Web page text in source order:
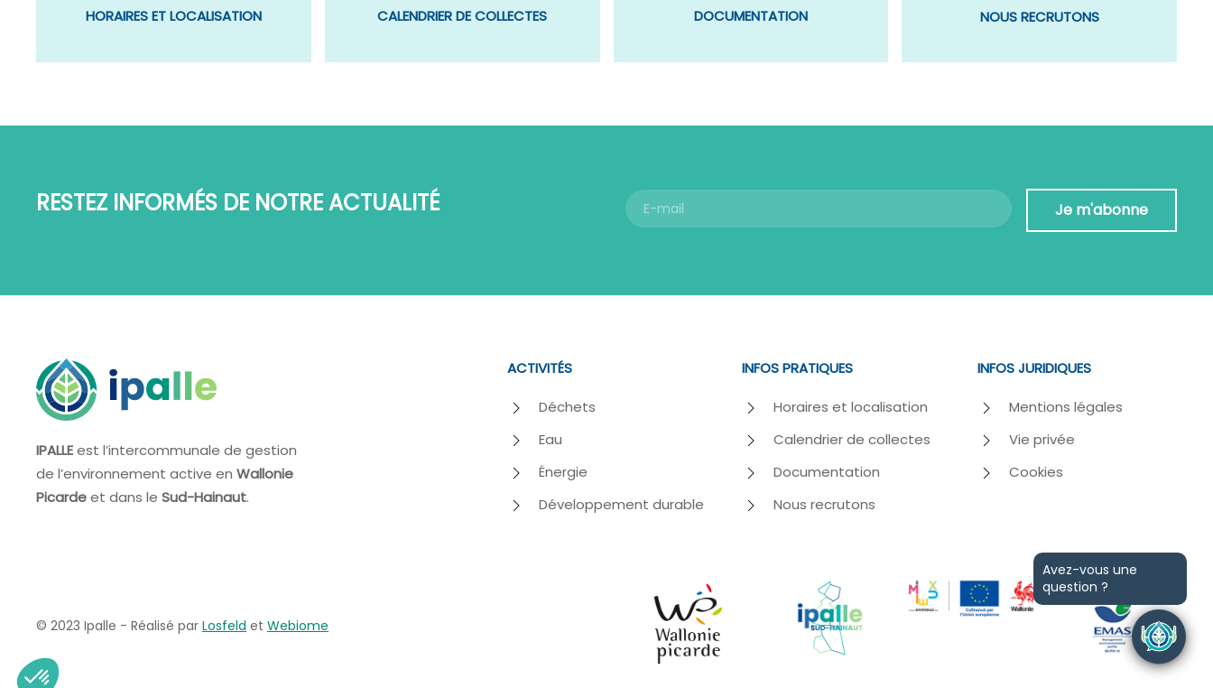
HORAIRES ET LOCALISATION CALENDRIER DE COLLECTES DOCUMENTATION NOUS RECRUTONS
RESTEZ INFORMÉS DE NOTRE ACTUALITÉ Je m'abonne
IPALLEest l’intercommunale de gestion
de l’environnement active en Wallonie
Picardeet dans le Sud-Hainaut.
ACTIVITÉS
Déchets
Eau
Énergie
Développement durable
INFOS PRATIQUES
Horaires et localisation
Calendrier de collectes
Documentation
Nous recrutons
INFOS JURIDIQUES
Mentions légales
Vie privée
Cookies
© 2023 Ipalle - Réalisé par Losfeld et Webiome
Avez-vous une
question ?